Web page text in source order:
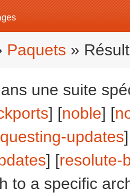
Paquets »
une suite
] [noble] [
questing-updates
] [resolute-
to a specific